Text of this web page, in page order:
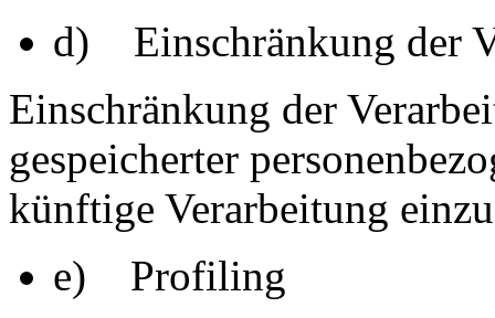
d) Einschränkung der
Einschränkung der
gespeicherter
künftige Verarbeitung
e) Profiling